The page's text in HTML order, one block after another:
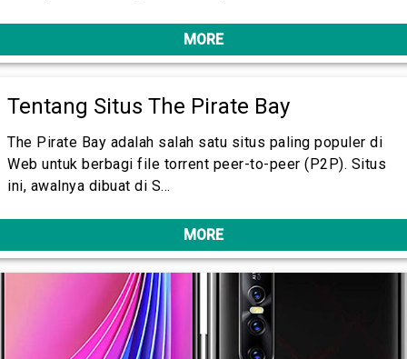
MORE
Tentang Situs The Pirate Bay
The Pirate Bay adalah salah satu situs paling populer di
Web untuk berbagi file torrent peer-to-peer (P2P). Situs
ini, awalnya dibuat di S…
MORE